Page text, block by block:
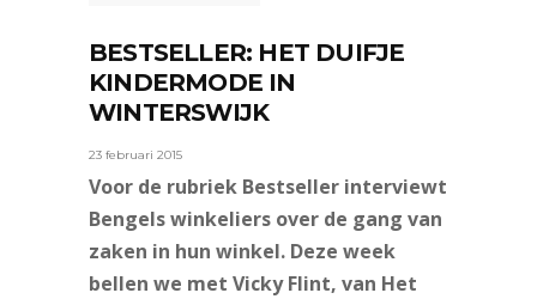
BESTSELLER: HET DUIFJE
KINDERMODE IN
WINTERSWIJK
23 februari 2015
Voor de rubriek Bestseller interviewt
Bengels winkeliers over de gang van
zaken in hun winkel. Deze week
bellen we met Vicky Flint, van Het